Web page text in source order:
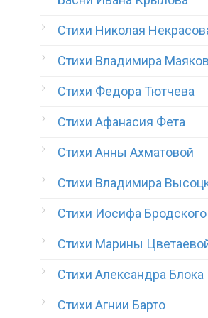
Стихи Николая
Стихи Владимира
Стихи Федора Тютчева
Стихи Афанасия Фета
Стихи Анны Ахматовой
Стихи Владимира
Стихи Иосифа Бродского
Стихи Марины
Стихи Александра Блока
Стихи Агнии Барто